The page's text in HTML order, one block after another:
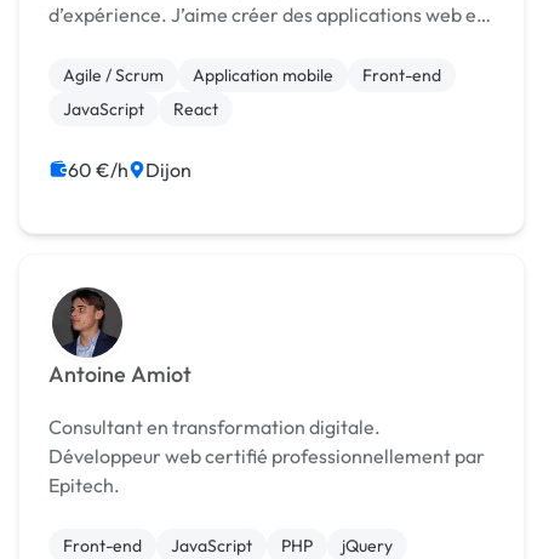
d’expérience. J’aime créer des applications web et
curieux d’apprendre, je suis motivé pour aider les
en...
Agile / Scrum Application mobile
Front-end
JavaScript
React
60 €/h Dijon
Antoine Amiot
Consultant en transformation digitale.
Développeur web certifié professionnellement par
Epitech.
Front-end JavaScript PHP
jQuery